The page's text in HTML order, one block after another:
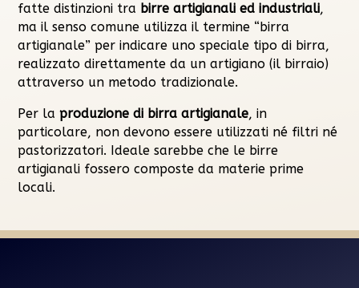
fatte distinzioni tra birre artigianali ed industriali,
ma il senso comune utilizza il termine “birra
artigianale” per indicare uno speciale tipo di birra,
realizzato direttamente da un artigiano (il birraio)
attraverso un metodo tradizionale.
Per la produzione di birra artigianale, in
particolare, non devono essere utilizzati né filtri né
pastorizzatori. Ideale sarebbe che le birre
artigianali fossero composte da materie prime
locali.